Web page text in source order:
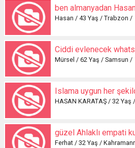
ben almanyadan
Hasan / 43 Yaş / Trabzon /
Mürsel / 62 Yaş / Samsun /
Islama uygun her
HASAN KARATAŞ / 32 Yaş
Ferhat / 32 Yaş /